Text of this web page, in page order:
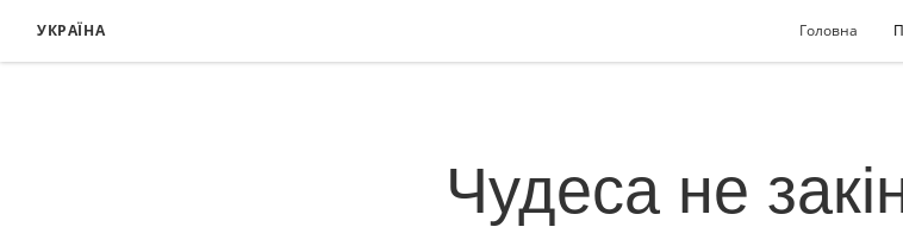
УКРАЇНА Головна
Чудеса не